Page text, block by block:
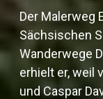
Der Malerweg
Sächsischen
Wanderwege
erhielt er, weil
und Caspar